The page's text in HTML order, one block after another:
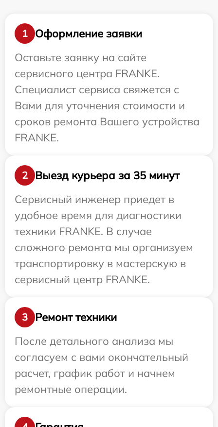
1
Оформление заявки
Оставьте заявку на сайте
сервисного центра FRANKE.
Специалист сервиса свяжется с
Вами для уточнения стоимости и
сроков ремонта Вашего устройства
FRANKE.
2
Выезд курьера за 35 минут
Сервисный инженер приедет в
удобное время для диагностики
техники FRANKE. В случае
сложного ремонта мы организуем
транспортировку в мастерскую в
сервисный центр FRANKE.
3
Ремонт техники
После детального анализа мы
согласуем с вами окончательный
расчет, график работ и начнем
ремонтные операции.